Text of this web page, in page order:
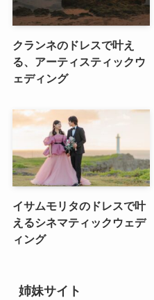
クランネのドレスで叶え
る、アーティスティックウ
ェディング
イサムモリタのドレスで叶
えるシネマティックウェデ
ィング
姉妹サイト